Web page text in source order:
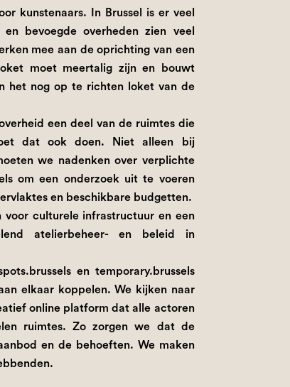
kunstenaars. In Brussel is er veel
bevoegde overheden zien veel
mee aan de oprichting van een
moet meertalig zijn en bouwt
het nog op te richten loket van de
een deel van de ruimtes die
dat ook doen. Niet alleen bij
we nadenken over verplichte
om een onderzoek uit te voeren
en beschikbare budgetten.
voor culturele infrastructuur en een
atelierbeheer- en beleid in
en temporary.brussels
elkaar koppelen. We kijken naar
online platform dat alle actoren
ruimtes. Zo zorgen we dat de
en de behoeften. We maken